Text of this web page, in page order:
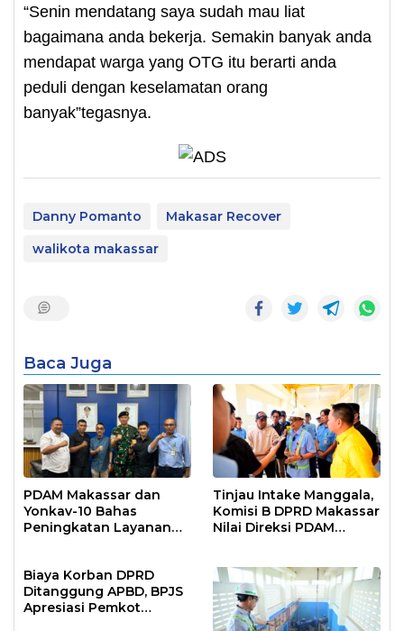
“Senin mendatang saya sudah mau liat
bagaimana anda bekerja. Semakin banyak anda
mendapat warga yang OTG itu berarti anda
peduli dengan keselamatan orang
banyak”tegasnya.
Danny Pomanto
Makasar Recover
walikota makassar
Baca Juga
PDAM Makassar dan
Yonkav-10 Bahas
Peningkatan Layanan
Tinjau Intake Manggala,
Komisi B DPRD Makassar
Nilai Direksi PDAM
Biaya Korban DPRD
Ditanggung APBD, BPJS
Apresiasi Pemkot